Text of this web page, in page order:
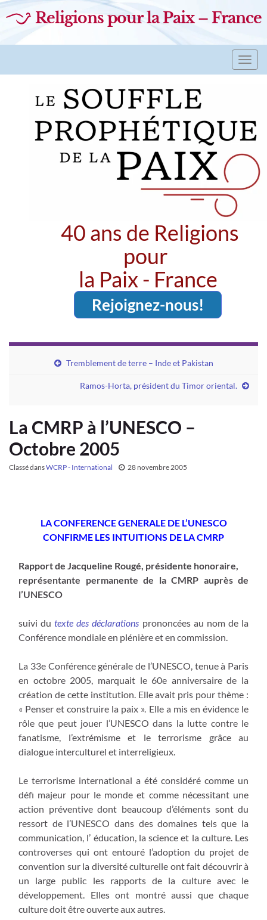
Religions pour la Paix – France
40 ans de Religions
pour
la Paix - France
Rejoignez-nous!
Tremblement de terre – Inde et Pakistan
Ramos-Horta, président du Timor oriental.
La CMRP à l’UNESCO –
Octobre 2005
Classé dansWCRP - International 28 novembre 2005
LA CONFERENCE GENERALE DE L’UNESCO
CONFIRME LES INTUITIONS DE LA CMRP
Rapport de Jacqueline Rougé, présidente honoraire,
représentante permanente de la CMRP auprès de
l’UNESCO
suivi dutexte des déclarations prononcées au nom de la
Conférence mondiale en plénière et en commission.
La 33e Conférence générale de l’UNESCO, tenue à Paris
en octobre 2005, marquait le 60e anniversaire de la
création de cette institution. Elle avait pris pour thème :
« Penser et construire la paix ». Elle a mis en évidence le
rôle que peut jouer l’UNESCO dans la lutte contre le
fanatisme, l’extrémisme et le terrorisme grâce au
dialogue interculturel et interreligieux.
Le terrorisme international a été considéré comme un
défi majeur pour le monde et comme nécessitant une
action préventive dont beaucoup d’éléments sont du
ressort de l’UNESCO dans des domaines tels que la
communication, l’ éducation, la science et la culture. Les
controverses qui ont entouré l’adoption du projet de
convention sur la diversité culturelle ont fait découvrir à
un large public les rapports de la culture avec le
développement. Elles ont montré aussi que chaque
culture doit être ouverte aux autres.